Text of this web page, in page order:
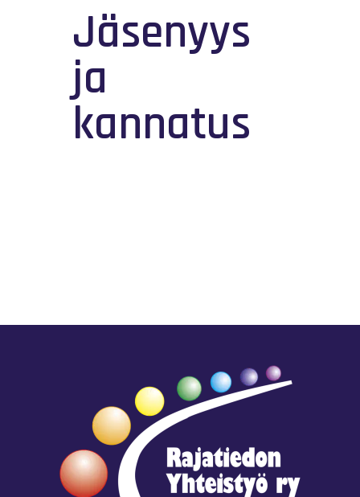
Jäsenyys
ja
kannatus